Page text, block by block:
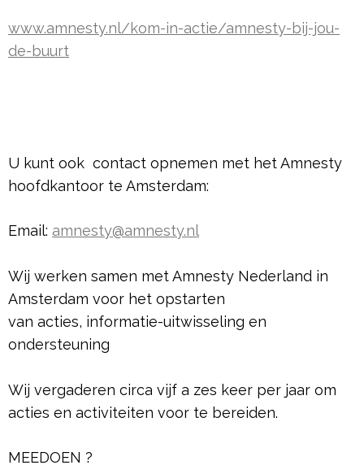
www.amnesty.nl/kom-in-actie/amnesty-bij-jou-
de-buurt
U kunt ook contact opnemen met het Amnesty
hoofdkantoor te Amsterdam:
Email: amnesty@amnesty.nl
Wij werken samen met Amnesty Nederland in
Amsterdam voor het opstarten
van acties, informatie-uitwisseling en
ondersteuning
Wij vergaderen circa vijf a zes keer per jaar om
acties en activiteiten voor te bereiden.
MEEDOEN ?